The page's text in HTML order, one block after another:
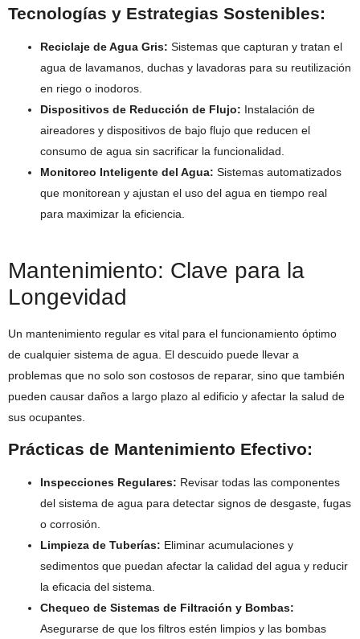
Tecnologías y Estrategias Sostenibles:
Reciclaje de Agua Gris: Sistemas que capturan y tratan el
agua de lavamanos, duchas y lavadoras para su reutilización
en riego o inodoros.
Dispositivos de Reducción de Flujo: Instalación de
aireadores y dispositivos de bajo flujo que reducen el
consumo de agua sin sacrificar la funcionalidad.
Monitoreo Inteligente del Agua: Sistemas automatizados
que monitorean y ajustan el uso del agua en tiempo real
para maximizar la eficiencia.
Mantenimiento: Clave para la
Longevidad
Un mantenimiento regular es vital para el funcionamiento óptimo
de cualquier sistema de agua. El descuido puede llevar a
problemas que no solo son costosos de reparar, sino que también
pueden causar daños a largo plazo al edificio y afectar la salud de
sus ocupantes.
Prácticas de Mantenimiento Efectivo:
Inspecciones Regulares: Revisar todas las componentes
del sistema de agua para detectar signos de desgaste, fugas
o corrosión.
Limpieza de Tuberías: Eliminar acumulaciones y
sedimentos que puedan afectar la calidad del agua y reducir
la eficacia del sistema.
Chequeo de Sistemas de Filtración y Bombas:
Asegurarse de que los filtros estén limpios y las bombas